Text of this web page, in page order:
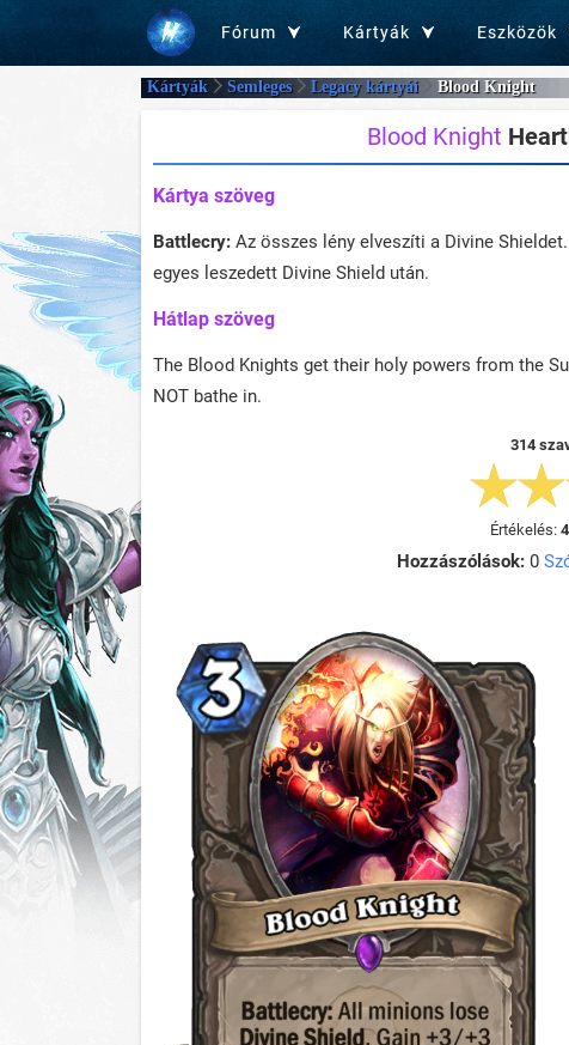
Fórum Kártyák Eszközök
Kártyák Semleges Legacy kártyái Blood Knight
Blood Knight
Kártya szöveg
Battlecry: Az összes lény elveszíti a Divine
egyes leszedett Divine Shield után.
Hátlap szöveg
The Blood Knights get their holy powers from the
NOT bathe in.
314
Értékelés:
Hozzászólások:0